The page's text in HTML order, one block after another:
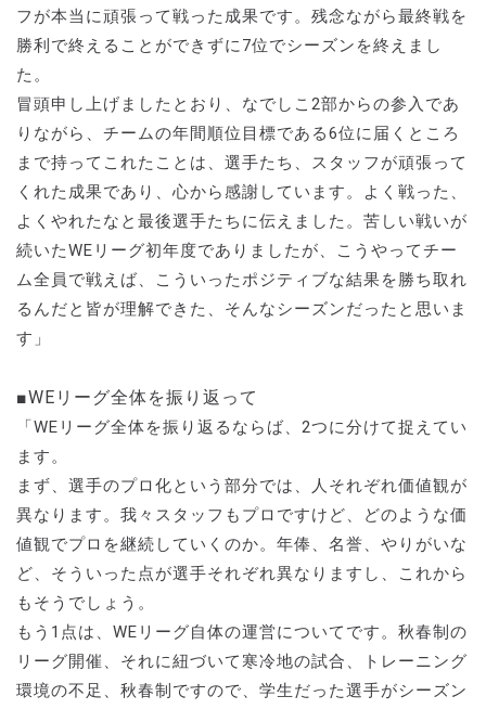
フが本当に頑張って戦った成果です。残念ながら最終戦を
勝利で終えることができずに7位でシーズンを終えまし
た。
冒頭申し上げましたとおり、なでしこ2部からの参入であ
りながら、チームの年間順位目標である6位に届くところ
まで持ってこれたことは、選手たち、スタッフが頑張って
くれた成果であり、心から感謝しています。よく戦った、
よくやれたなと最後選手たちに伝えました。苦しい戦いが
続いたWEリーグ初年度でありましたが、こうやってチー
ム全員で戦えば、こういったポジティブな結果を勝ち取れ
るんだと皆が理解できた、そんなシーズンだったと思いま
す」
■WEリーグ全体を振り返って
「WEリーグ全体を振り返るならば、2つに分けて捉えてい
ます。
まず、選手のプロ化という部分では、人それぞれ価値観が
異なります。我々スタッフもプロですけど、どのような価
値観でプロを継続していくのか。年俸、名誉、やりがいな
ど、そういった点が選手それぞれ異なりますし、これから
もそうでしょう。
もう1点は、WEリーグ自体の運営についてです。秋春制の
リーグ開催、それに紐づいて寒冷地の試合、トレーニング
環境の不足、秋春制ですので、学生だった選手がシーズン